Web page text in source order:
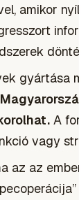
amikor
gyártása
A
vagy
az az